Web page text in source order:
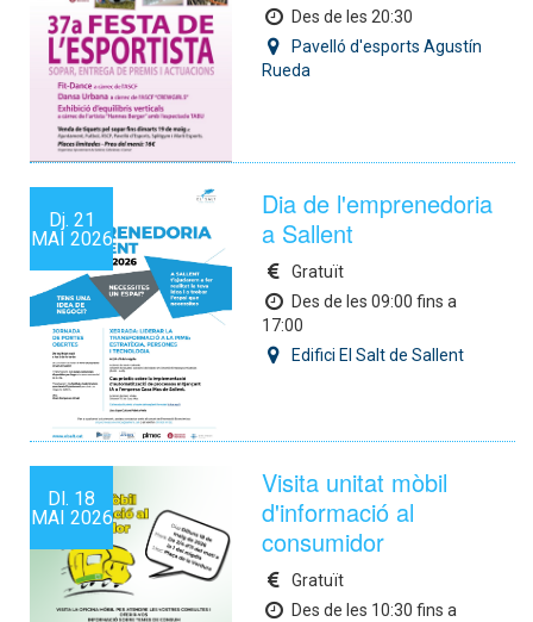
Des de les 20:30
Pavelló d'esports Agustín
Rueda
Dj. 21
MAI 2026
Dia de l'emprenedoria
a Sallent
Gratuït
Des de les 09:00 fins a
17:00
Edifici El Salt de Sallent
Dl. 18
MAI 2026
Visita unitat mòbil
d'informació al
consumidor
Gratuït
Des de les 10:30 fins a